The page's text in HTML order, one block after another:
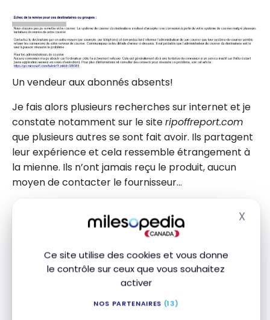
Ce site utilise des cookies et vous donne
le contrôle sur ceux que vous souhaitez
activer
NOS PARTENAIRES (13)
X
Un vendeur aux abonnés absents!
Je fais alors plusieurs recherches sur internet et je
constate notamment sur le siteripoffreport.com
que plusieurs autres se sont fait avoir. Ils partagent
leur expérience et cela ressemble étrangement à
la mienne. Ils n’ont jamais reçu le produit, aucun
moyen de contacter le fournisseur…
Milesopedia pour recevoir les meilleures
stratégies de points, miles et cartes de
crédit, livrées chaque semaine dans votre